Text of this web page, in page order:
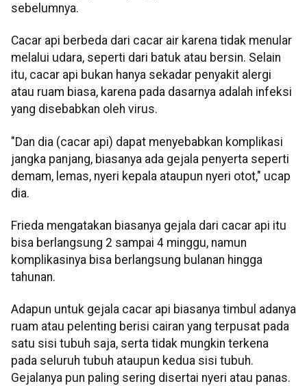
sebelumnya.
Cacar api berbeda dari cacar air karena tidak menular
melalui udara, seperti dari batuk atau bersin. Selain
itu, cacar api bukan hanya sekadar penyakit alergi
atau ruam biasa, karena pada dasarnya adalah infeksi
yang disebabkan oleh virus.
"Dan dia (cacar api) dapat menyebabkan komplikasi
jangka panjang, biasanya ada gejala penyerta seperti
demam, lemas, nyeri kepala ataupun nyeri otot," ucap
dia.
Frieda mengatakan biasanya gejala dari cacar api itu
bisa berlangsung 2 sampai 4 minggu, namun
komplikasinya bisa berlangsung bulanan hingga
tahunan.
Adapun untuk gejala cacar api biasanya timbul adanya
ruam atau pelenting berisi cairan yang terpusat pada
satu sisi tubuh saja, serta tidak mungkin terkena
pada seluruh tubuh ataupun kedua sisi tubuh.
Gejalanya pun paling sering disertai nyeri atau panas.